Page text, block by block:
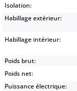
Isolation:
Habillage extérieur:
Habillage intérieur:
Poids brut:
Poids net:
Puissance électrique: